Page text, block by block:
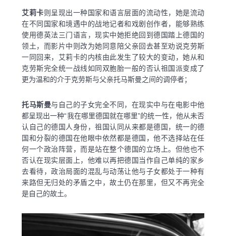
艾莉卡则呈现出一种国家和语言层面的流动性，她是流动
在不同国家和境遇中的战地记者和戏剧创作者，能够熟练
使用德英法三门语言，现实中她拒绝回到德国踏上德国的
领土，而影片中则改为她同意陪父亲回去甚至劝说克劳斯
一同回来，艾莉卡的内核由此发生了较大的变动，她从和
克劳斯完全统一战线如同双胞胎一般的否认祖国派变成了
更为温和的介于克劳斯与父亲托马斯曼之间的调停者；
托马斯曼与自己的子女完全不同，在现实中与在电影中他
都呈现出一种“我在哪里德国就在哪里”的统一性，他从未否
认自己的德国人身份，祖国认同从来都是德国，统一的德
国和分裂的德国在他眼中依然都是德国，他不选择站在任
何一个政治阵营，而是站在整个德国的立场上。但他也不
否认在现实层面上，他难以再把德国当作自己单纯的家乡
去看待，政治局面的混乱与动荡让他与子女都处于一种有
来路但无归处的矛盾之中，故土仍在那里，但又不再完全
是自己的故土。